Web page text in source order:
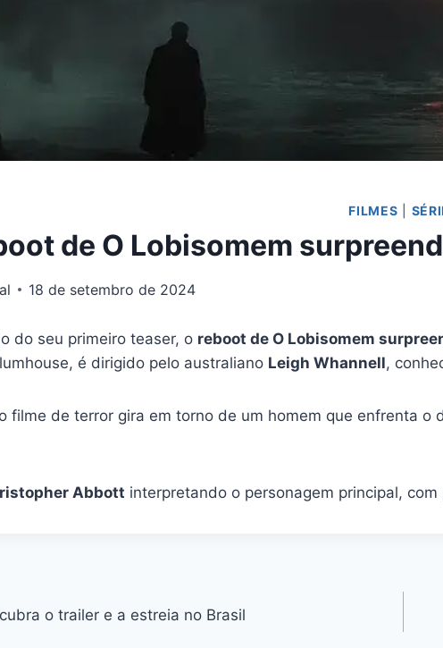
FILMES
de O Lobisomem
18 de setembro de 2024
do seu primeiro teaser, o reboot de O Lobisomem
é dirigido pelo australiano Leigh Whannell,
filme de terror gira em torno de um homem que enfrenta
Abbott interpretando o personagem principal,
o trailer e a estreia no Brasil